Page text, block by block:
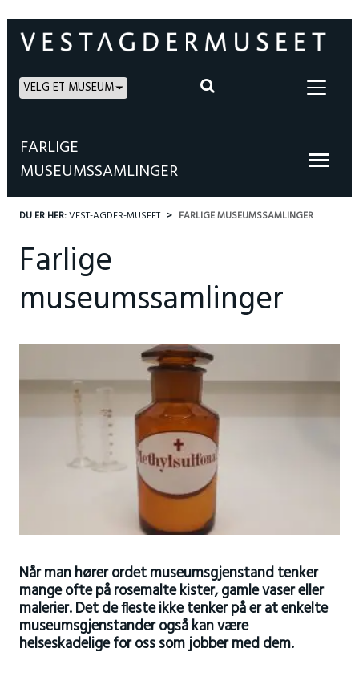
VELG ET MUSEUM
FARLIGE
MUSEUMSSAMLINGER
DU ER HER:VEST-AGDER-MUSEET FARLIGE MUSEUMSSAMLINGER
Farlige
museumssamlinger
Når man hører ordet museumsgjenstand tenker
mange ofte på rosemalte kister, gamle vaser eller
malerier. Det de fleste ikke tenker på er at enkelte
museumsgjenstander også kan være
helseskadelige for oss som jobber med dem.